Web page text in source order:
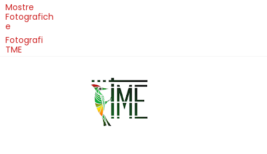
Mostre
Fotografich
e
Fotografi
TME